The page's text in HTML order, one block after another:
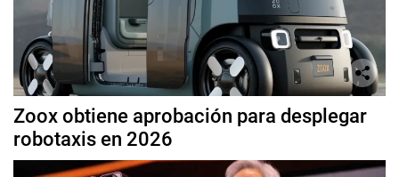
Zoox obtiene aprobación para desplegar
robotaxis en 2026